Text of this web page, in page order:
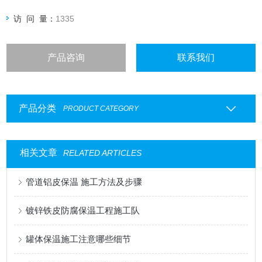
访 问 量： 1335
产品咨询 联系我们
产品分类 PRODUCT CATEGORY
相关文章 RELATED ARTICLES
管道铝皮保温 施工方法及步骤
镀锌铁皮防腐保温工程施工队
罐体保温施工注意哪些细节